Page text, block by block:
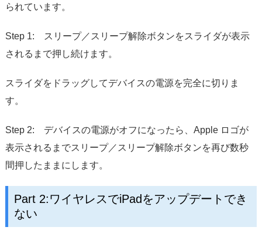
られています。
Step 1: スリープ／スリープ解除ボタンをスライダが表示
されるまで押し続けます。
スライダをドラッグしてデバイスの電源を完全に切りま
す。
Step 2: デバイスの電源がオフになったら、Apple ロゴが
表示されるまでスリープ／スリープ解除ボタンを再び数秒
間押したままにします。
Part 2:ワイヤレスでiPadをアップデートでき
ない